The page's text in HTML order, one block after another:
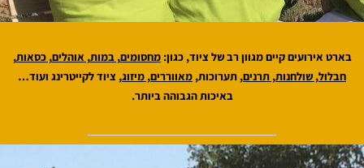
בארט אירועים קיים מגוון רב של ציוד, כגון:מחסומים,במות, אוהלים,כסאות,
חבלול, שולחנות, תרנים, תערוכות, מאווררים, מיזוג, ציוד לקייטרינג ועוד…
באיכות הגבוהה ביותר.